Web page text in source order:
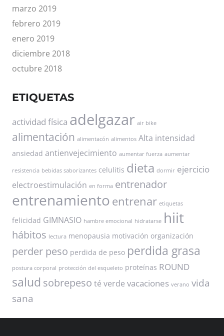
marzo 2019
febrero 2019
enero 2019
diciembre 2018
octubre 2018
ETIQUETAS
actividad física adelgazar air bike
alimentación alimentacón alimentos Alta intensidad
ansiedad antienvejecimiento aumentar fuerza aumentar
resistencia bebidas saborizantes celulitis dieta dormir ejercicio
electroestimulación en forma entrenador
entrenamiento entrenar etiquetas
felicidad GIMNASIO hambre emocional hidratarse hiit
hábitos lectura menopausia motivación organización
perder peso perdida de peso perdida grasa
postura corporal protección del esqueleto proteínas ROUND
salud sobrepeso té verde vacaciones verano vida
sana